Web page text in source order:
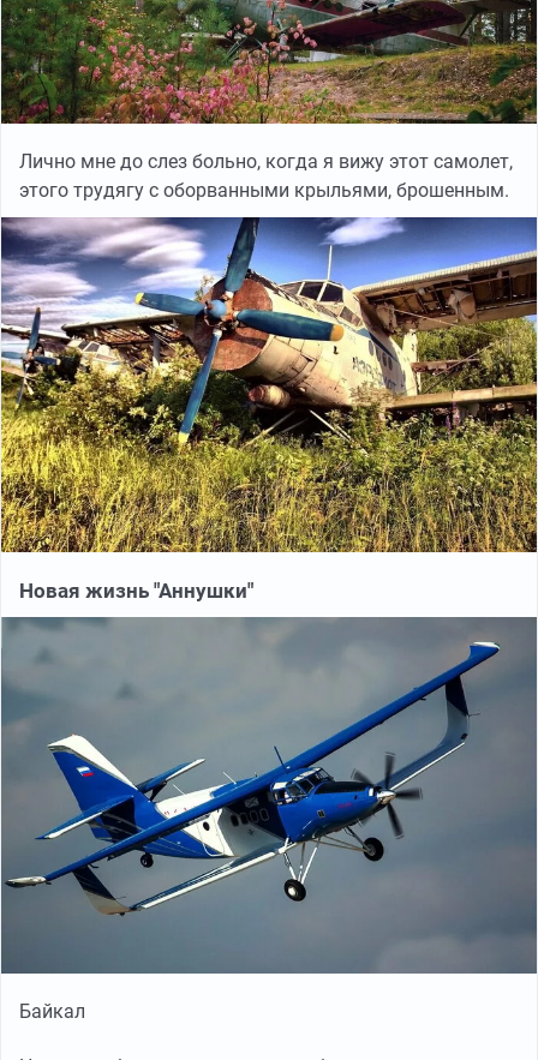
Лично мне до слез больно, когда я вижу этот самолет,
этого трудягу с оборванными крыльями, брошенным.
Новая жизнь "Аннушки"
Байкал